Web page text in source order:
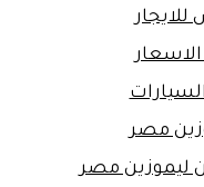
مصر
مصر